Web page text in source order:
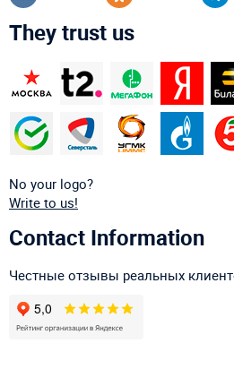
They trust us
No your logo?
Write to us!
Contact Information
Честные отзывы реальных